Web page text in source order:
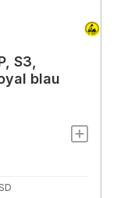
S3,
blau